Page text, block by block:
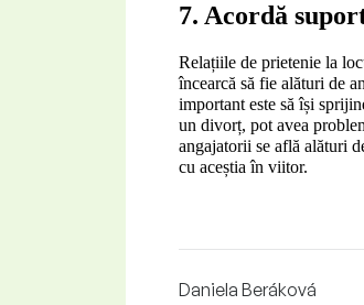
7. Acordă
Relațiile de prietenie la
încearcă să fie alături de
important este să își
un divorț, pot avea
angajatorii se află alături
cu aceștia în viitor.
Daniela Beráková